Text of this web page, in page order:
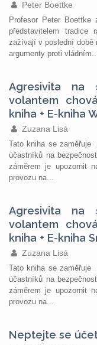
Peter Boettke
Profesor Peter Boettke
představitelem tradice
zažívají v poslední době
argumenty proti
Agresivita na
volantem
kniha + E-kniha
Zuzana Lisá
Tato kniha se
účastníků na
záměrem je upozornit
provozu na...
Agresivita na
volantem
kniha + E-kniha
Zuzana Lisá
Tato kniha se
účastníků na
záměrem je upozornit
provozu na...
Neptejte se